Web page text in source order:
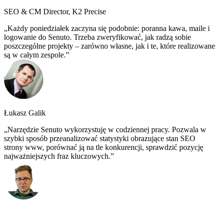
SEO & CM Director, K2 Precise
Każdy poniedziałek zaczyna się podobnie: poranna kawa, maile i
logowanie do Senuto. Trzeba zweryfikować, jak radzą sobie
poszczególne projekty – zarówno własne, jak i te, które realizowane
są w całym zespole.
Łukasz Galik
Narzędzie Senuto wykorzystuję w codziennej pracy. Pozwala w
szybki sposób przeanalizować statystyki obrazujące stan SEO
strony www, porównać ją na tle konkurencji, sprawdzić pozycję
najważniejszych fraz kluczowych.